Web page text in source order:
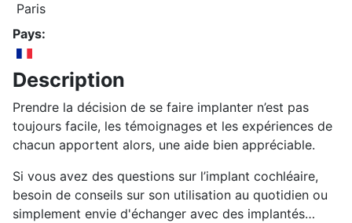
Paris
Pays:
Description
Prendre la décision de se faire implanter n’est pas
toujours facile, les témoignages et les expériences de
chacun apportent alors, une aide bien appréciable.
Si vous avez des questions sur l’implant cochléaire,
besoin de conseils sur son utilisation au quotidien ou
simplement envie d'échanger avec des implantés…